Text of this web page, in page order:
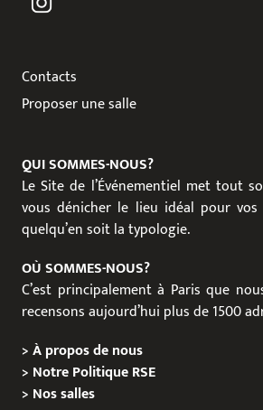
Contacts
Proposer une salle
QUI SOMMES-NOUS?
Le Site de l’Événementiel met tout
vous dénicher le lieu idéal pour vos
quelqu’en soit la typologie.
OÙ SOMMES-NOUS?
C’est principalement à Paris que
recensons aujourd’hui plus de 1500
>À propos de nous
> Notre Politique RSE
> Nos salles